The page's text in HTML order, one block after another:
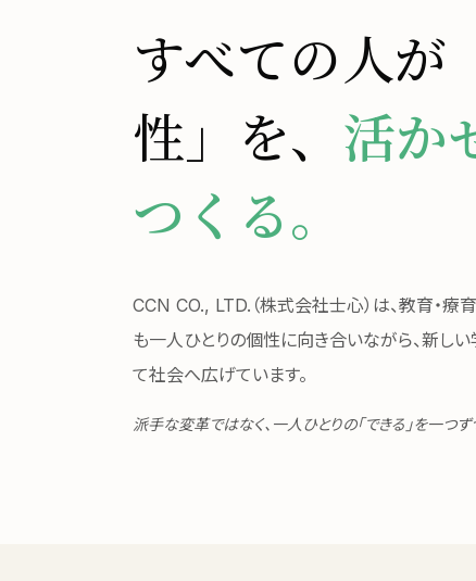
すべての人が
性」を、 活か
つくる。
CCN CO., LTD.（株式会社士心）は、教育・療
も一人ひとりの個性に向き合いながら、新し
て社会へ広げています。
派手な変革ではなく、一人ひとりの「できる」を一つず